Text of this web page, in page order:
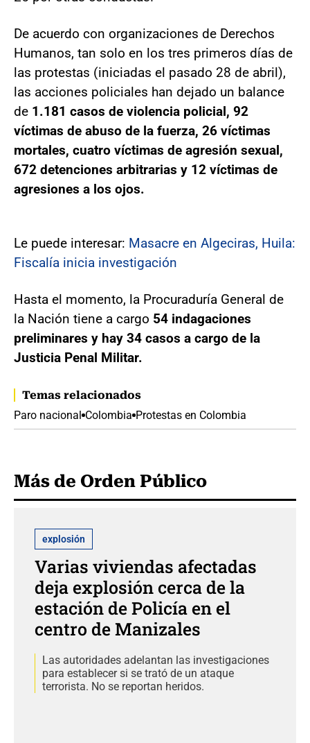
De acuerdo con organizaciones de Derechos
Humanos, tan solo en los tres primeros días de
las protestas (iniciadas el pasado 28 de abril),
las acciones policiales han dejado un balance
de 1.181 casos de violencia policial, 92
víctimas de abuso de la fuerza, 26 víctimas
mortales, cuatro víctimas de agresión sexual,
672 detenciones arbitrarias y 12 víctimas de
agresiones a los ojos.
Le puede interesar: Masacre en Algeciras, Huila:
Fiscalía inicia investigación
Hasta el momento, la Procuraduría General de
la Nación tiene a cargo 54 indagaciones
preliminares y hay 34 casos a cargo de la
Justicia Penal Militar.
Temas relacionados
Paro nacional Colombia Protestas en Colombia
Más de Orden Público
explosión
Varias viviendas afectadas
deja explosión cerca de la
estación de Policía en el
centro de Manizales
Las autoridades adelantan las investigaciones
para establecer si se trató de un ataque
terrorista. No se reportan heridos.